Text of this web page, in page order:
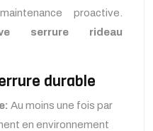
proactive.
serrure rideau
durable
Au moins une fois par
en environnement